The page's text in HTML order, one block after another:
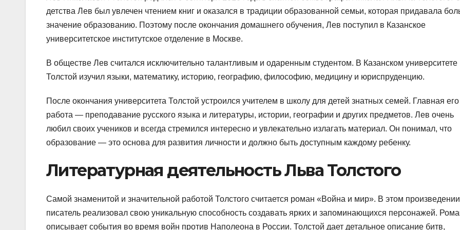
детства Лев был увлечен чтением книг и оказался в традиции образованной семьи, которая придавала
значение образованию. Поэтому после окончания домашнего обучения, Лев поступил в Казанское
университетское институтское отделение в Москве.
В обществе Лев считался исключительно талантливым и одаренным студентом. В Казанском университете
Толстой изучил языки, математику, историю, географию, философию, медицину и юриспруденцию.
После окончания университета Толстой устроился учителем в школу для детей знатных семей. Главная его
работа — преподавание русского языка и литературы, истории, географии и других предметов. Лев очень
любил своих учеников и всегда стремился интересно и увлекательно излагать материал. Он понимал, что
образование — это основа для развития личности и должно быть доступным каждому ребенку.
Литературная деятельность Льва Толстого
Самой знаменитой и значительной работой Толстого считается роман «Война и мир». В этом произведении
писатель реализовал свою уникальную способность создавать ярких и запоминающихся персонажей.
описывает события во время войн против Наполеона в России. Толстой дает детальное описание битв,